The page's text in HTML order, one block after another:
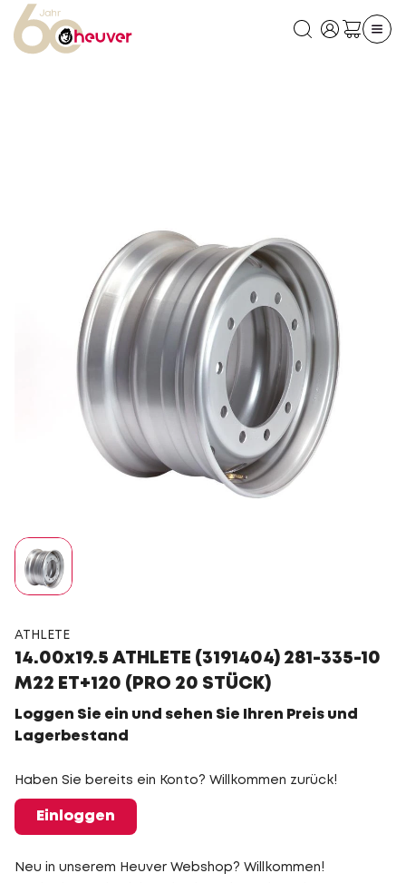
ATHLETE
14.00x19.5 ATHLETE (3191404) 281-335-10
M22 ET+120 (PRO 20 STÜCK)
Loggen Sie ein und sehen Sie Ihren Preis und
Lagerbestand
Haben Sie bereits ein Konto? Willkommen zurück!
Einloggen
Neu in unserem Heuver Webshop? Willkommen!